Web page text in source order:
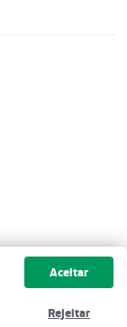
Aceitar
Rejeitar